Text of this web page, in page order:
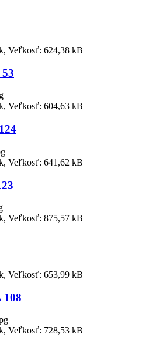
Veľkosť: 624,38 kB
Veľkosť: 604,63 kB
Veľkosť: 641,62 kB
Veľkosť: 875,57 kB
Veľkosť: 653,99 kB
Veľkosť: 728,53 kB